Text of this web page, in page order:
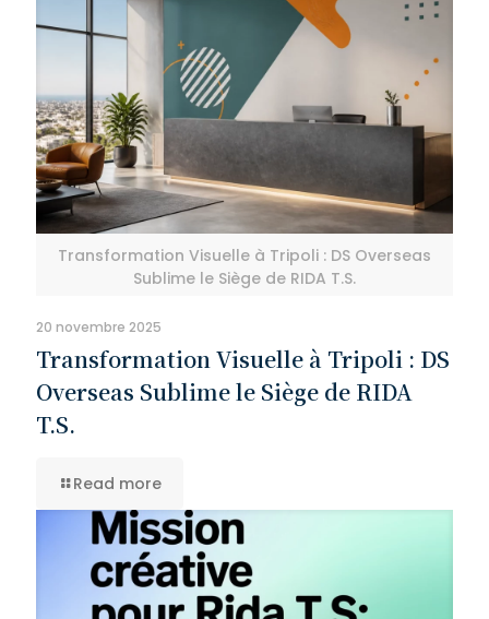
Transformation Visuelle à Tripoli : DS Overseas
Sublime le Siège de RIDA T.S.
20 novembre 2025
Transformation Visuelle à Tripoli : DS
Overseas Sublime le Siège de RIDA
T.S.
Read more